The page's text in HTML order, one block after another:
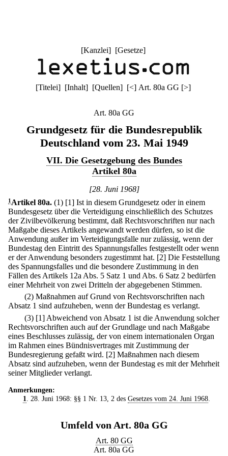
[Kanzlei] [Gesetze]
[Titelei] [Inhalt] [Quellen] [<] Art. 80a GG [>]
Art. 80a GG
Grundgesetz für die Bundesrepublik
Deutschland vom 23. Mai 1949
VII. Die Gesetzgebung des Bundes
Artikel 80a
[28. Juni 1968]
1 Artikel 80a. (1) [1] Ist in diesem Grundgesetz oder in einem
Bundesgesetz über die Verteidigung einschließlich des Schutzes
der Zivilbevölkerung bestimmt, daß Rechtsvorschriften nur nach
Maßgabe dieses Artikels angewandt werden dürfen, so ist die
Anwendung außer im Verteidigungsfalle nur zulässig, wenn der
Bundestag den Eintritt des Spannungsfalles festgestellt oder wenn
er der Anwendung besonders zugestimmt hat. [2] Die Feststellung
des Spannungsfalles und die besondere Zustimmung in den
Fällen des Artikels 12a Abs. 5 Satz 1 und Abs. 6 Satz 2 bedürfen
einer Mehrheit von zwei Dritteln der abgegebenen Stimmen.
(2) Maßnahmen auf Grund von Rechtsvorschriften nach
Absatz 1 sind aufzuheben, wenn der Bundestag es verlangt.
(3) [1] Abweichend von Absatz 1 ist die Anwendung solcher
Rechtsvorschriften auch auf der Grundlage und nach Maßgabe
eines Beschlusses zulässig, der von einem internationalen Organ
im Rahmen eines Bündnisvertrages mit Zustimmung der
Bundesregierung gefaßt wird. [2] Maßnahmen nach diesem
Absatz sind aufzuheben, wenn der Bundestag es mit der Mehrheit
seiner Mitglieder verlangt.
Anmerkungen:
1
. 28. Juni 1968: §§ 1 Nr. 13, 2 des Gesetzes vom 24. Juni 1968.
Umfeld von Art. 80a GG
Art. 80 GG
Art. 80a GG